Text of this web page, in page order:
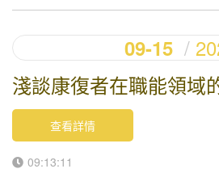
09-15
淺談康復者在職能領域
查看詳情
09:13:11